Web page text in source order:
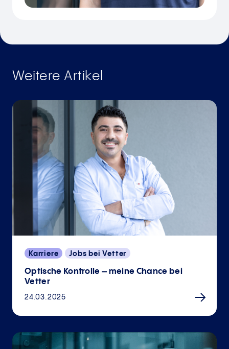
Weitere Artikel
Karriere Jobs bei Vetter
Optische Kontrolle – meine Chance bei
Vetter
24.03.2025